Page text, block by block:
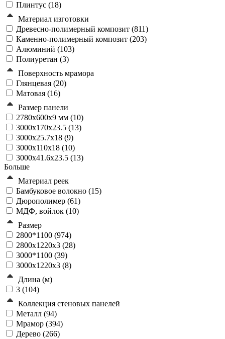
Плинтус (18)
Материал изготовки
Древесно-полимерный композит (811)
Каменно-полимерный композит (203)
Алюминий (103)
Полиуретан (3)
Поверхность мрамора
Глянцевая (20)
Матовая (16)
Размер панели
2780х600х9 мм (10)
3000x170x23.5 (13)
3000x25.7x18 (9)
3000x110x18 (10)
3000x41.6x23.5 (13)
Больше
Материал реек
Бамбуковое волокно (15)
Дюрополимер (61)
МДФ, войлок (10)
Размер
2800*1100 (974)
2800х1220х3 (28)
3000*1100 (39)
3000х1220х3 (8)
Длина (м)
3 (104)
Коллекция стеновых панелей
Металл (94)
Мрамор (394)
Дерево (266)